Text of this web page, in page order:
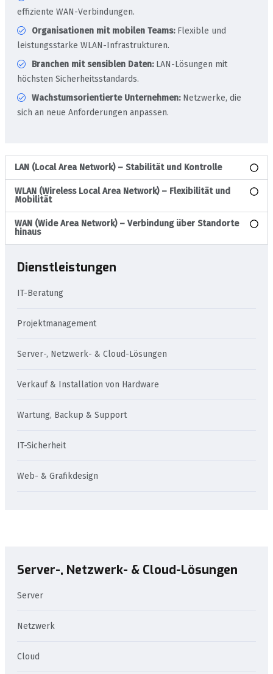
Dienstleistungen
IT-Beratung
Projektmanagement
Server-, Netzwerk- & Cloud-Lösungen
Verkauf & Installation von Hardware
Wartung, Backup & Support
IT-Sicherheit
Web- & Grafikdesign
Server-, Netzwerk- & Cloud-Lösungen
Server
Netzwerk
Cloud
effiziente WAN-Verbindungen.
Organisationen mit mobilen Teams: Flexible und
leistungsstarke WLAN-Infrastrukturen.
Branchen mit sensiblen Daten:LAN-Lösungen mit
höchsten Sicherheitsstandards.
Wachstumsorientierte Unternehmen:Netzwerke, die
sich an neue Anforderungen anpassen.
LAN (Local Area Network) – Stabilität und Kontrolle
WLAN (Wireless Local Area Network) – Flexibilität und
Mobilität
WAN (Wide Area Network) – Verbindung über Standorte
hinaus